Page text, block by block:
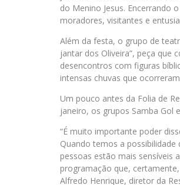
do Menino Jesus. Encerrando
moradores, visitantes e
Além da festa, o grupo de
jantar dos Oliveira”, peça que
desencontros com figuras
intensas chuvas que
Um pouco antes da Folia de
janeiro, os grupos Samba Gol
“É muito importante poder
Quando temos a
pessoas estão mais sensíveis
programação que,
Alfredo Henrique, diretor da